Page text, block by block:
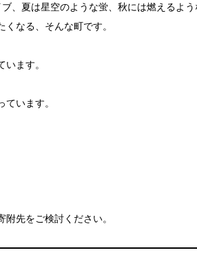
、夏は星空のような蛍、秋には燃えるよ
なる、そんな町です。
ます。
います。
先をご検討ください。